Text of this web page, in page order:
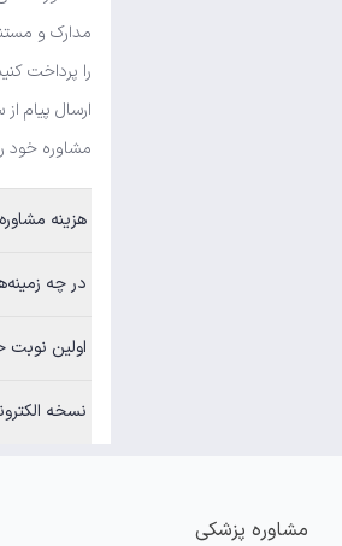
مدارک و
را پرداخت
ارسال پیام
مشاوره خود
هزینه مشاوره با
در چه زمینه‌هایی
اولین نوبت خالی
نسخه
مشاوره پزشکی